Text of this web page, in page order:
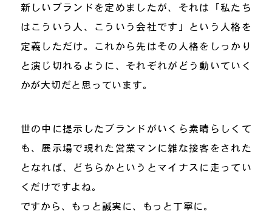
新しいブランドを定めましたが、それは「私たち
はこういう人、こういう会社です」という人格を
定義しただけ。これから先はその人格をしっかり
と演じ切れるように、それぞれがどう動いていく
かが大切だと思っています。
世の中に提示したブランドがいくら素晴らしくて
も、展示場で現れた営業マンに雑な接客をされた
となれば、どちらかというとマイナスに走ってい
くだけですよね。
ですから、もっと誠実に、もっと丁寧に。